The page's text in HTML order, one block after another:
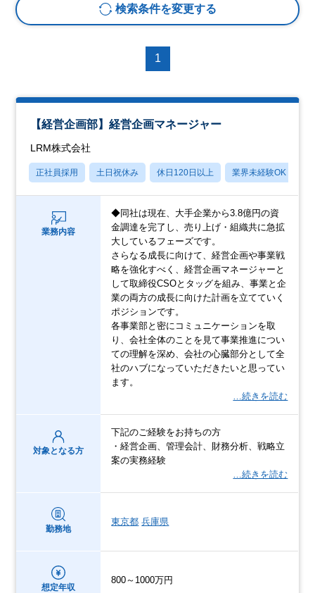
検索条件を変更する
1
【経営企画部】経営企画マネージャー
LRM株式会社
正社員採用 土日祝休み 休日120日以上 業界未経験OK
業務内容
◆同社は現在、大手企業から3.8億円の資
金調達を完了し、売り上げ・組織共に急拡
大しているフェーズです。
さらなる成長に向けて、経営企画や事業戦
略を強化すべく、経営企画マネージャーと
して取締役CSOとタッグを組み、事業と企
業の両方の成長に向けた計画を立てていく
ポジションです。
各事業部と密にコミュニケーションを取
り、会社全体のことを見て事業推進につい
ての理解を深め、会社の心臓部分として全
社のハブになっていただきたいと思ってい
ます。
…続きを読む
対象となる方
下記のご経験をお持ちの方
・経営企画、管理会計、財務分析、戦略立
案の実務経験
…続きを読む
勤務地
東京都 兵庫県
想定年収
800～1000万円